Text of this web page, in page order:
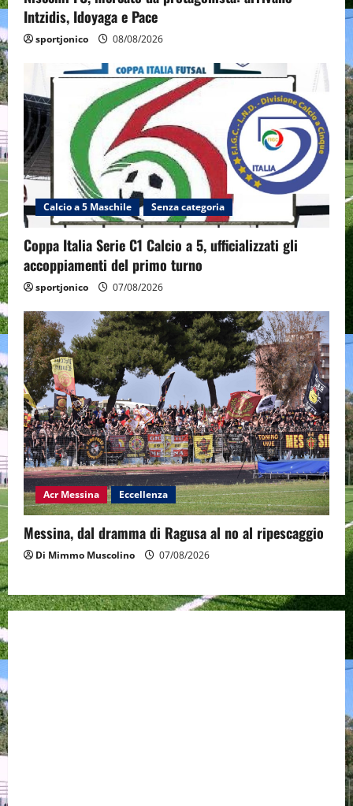
Intzidis, Idoyaga e Pace
sportjonico 08/08/2026
Calcio a 5 Maschile Senza categoria
Coppa Italia Serie C1 Calcio a 5, ufficializzati gli
accoppiamenti del primo turno
sportjonico 07/08/2026
Acr Messina Eccellenza
Messina, dal dramma di Ragusa al no al ripescaggio
Di Mimmo Muscolino 07/08/2026